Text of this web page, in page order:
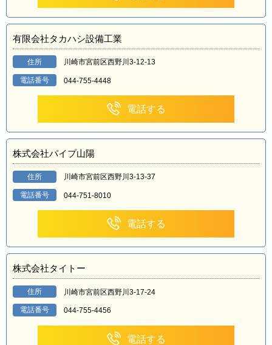
有限会社タカハシ設備工業
住所 川崎市宮前区西野川3-12-13
電話番号 044-755-4448
電話する
株式会社パイプ山陽
住所 川崎市宮前区西野川3-13-37
電話番号 044-751-8010
電話する
株式会社タイトー
住所 川崎市宮前区西野川3-17-24
電話番号 044-755-4456
電話する